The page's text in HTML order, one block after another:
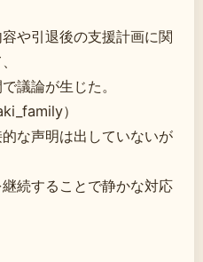
や引退後の支援計画に関
議論が生じた。
）
な声明は出していないが
続することで静かな対応